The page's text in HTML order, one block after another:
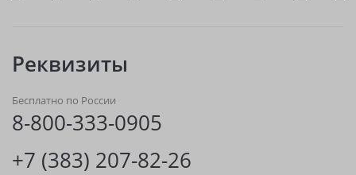
Реквизиты
Бесплатно по России
8-800-333-0905
+7 (383) 207-82-26